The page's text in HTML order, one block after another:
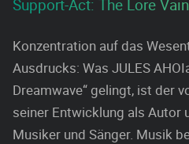
Support-Act: The Lore
Konzentration auf das
Ausdrucks: Was JULES
Dreamwave“ gelingt, ist der
seiner Entwicklung als Autor
Musiker und Sänger. Musik